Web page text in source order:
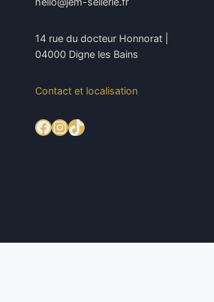
14 rue du docteur Honnorat |
04000 Digne les Bains
Contact et localisation
Facebook
Instagram
TikTok